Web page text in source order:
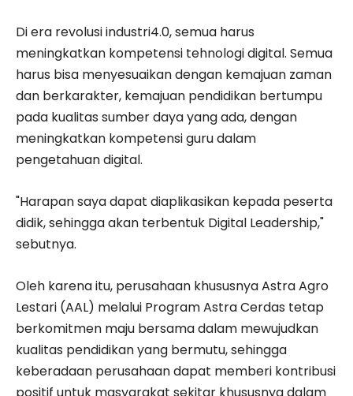
Di era revolusi industri4.0, semua harus
meningkatkan kompetensi tehnologi digital. Semua
harus bisa menyesuaikan dengan kemajuan zaman
dan berkarakter, kemajuan pendidikan bertumpu
pada kualitas sumber daya yang ada, dengan
meningkatkan kompetensi guru dalam
pengetahuan digital.
"Harapan saya dapat diaplikasikan kepada peserta
didik, sehingga akan terbentuk Digital Leadership,"
sebutnya.
Oleh karena itu, perusahaan khususnya Astra Agro
Lestari (AAL) melalui Program Astra Cerdas tetap
berkomitmen maju bersama dalam mewujudkan
kualitas pendidikan yang bermutu, sehingga
keberadaan perusahaan dapat memberi kontribusi
positif untuk masyarakat sekitar khususnya dalam